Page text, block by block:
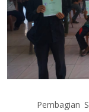
Pembagian